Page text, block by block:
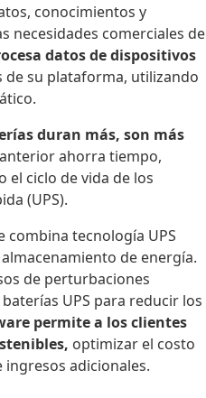
conocimientos y
necesidades comerciales de
datos de dispositivos
de su plataforma, utilizando
duran más, son más
ahorra tiempo,
ciclo de vida de los
(UPS).
combina tecnología UPS
de energía.
de perturbaciones
UPS para reducir los
permite a los clientes
optimizar el costo
adicionales.